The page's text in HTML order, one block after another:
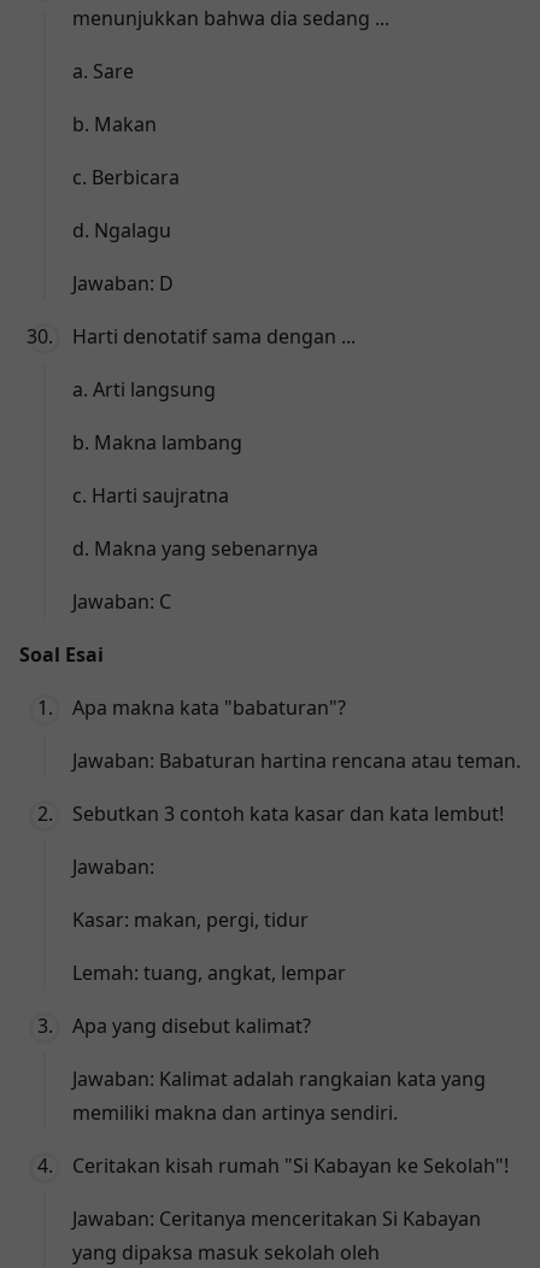
menunjukkan bahwa dia sedang ...
a. Sare
b. Makan
c. Berbicara
d. Ngalagu
Jawaban: D
Harti denotatif sama dengan ...
a. Arti langsung
b. Makna lambang
c. Harti saujratna
d. Makna yang sebenarnya
Jawaban: C
Soal Esai
Apa makna kata "babaturan"?
Jawaban: Babaturan hartina rencana atau teman.
Sebutkan 3 contoh kata kasar dan kata lembut!
Jawaban:
Kasar: makan, pergi, tidur
Lemah: tuang, angkat, lempar
Apa yang disebut kalimat?
Jawaban: Kalimat adalah rangkaian kata yang
memiliki makna dan artinya sendiri.
Ceritakan kisah rumah "Si Kabayan ke Sekolah"!
Jawaban: Ceritanya menceritakan Si Kabayan
yang dipaksa masuk sekolah oleh